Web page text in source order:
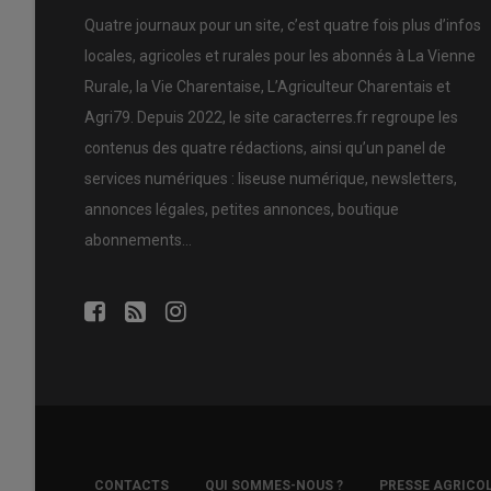
Quatre journaux pour un site, c’est quatre fois plus d’infos
locales, agricoles et rurales pour les abonnés à La Vienne
Rurale, la Vie Charentaise, L’Agriculteur Charentais et
Agri79. Depuis 2022, le site caracterres.fr regroupe les
contenus des quatre rédactions, ainsi qu’un panel de
services numériques : liseuse numérique, newsletters,
annonces légales, petites annonces, boutique
abonnements…
FOOTER
CONTACTS QUI SOMMES-NOUS ? PRESSE